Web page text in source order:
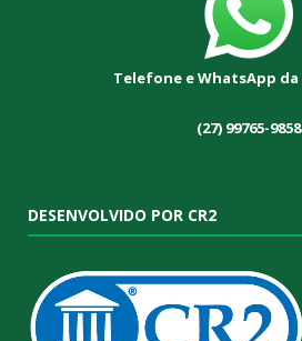
Telefone e WhatsApp
(27) 99765-9858
DESENVOLVIDO POR CR2